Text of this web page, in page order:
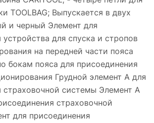
TOOLBAG; Выпускается в двух
и черный Элемент для
устройства для спуска и стропов
на передней части пояса
бокам пояса для присоединения
Грудной элемент А для
страховочной системы Элемент А
страховочной
для присоединения